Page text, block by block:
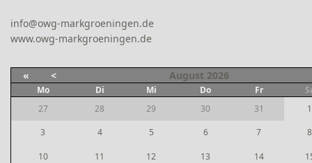
info@owg-markgroeningen.de
www.owg-markgroeningen.de
« < August 2026
Mo Di Mi Do Fr
27
28 29 30 31
1
3
4 5 6 7 8
10 11 12 13 14